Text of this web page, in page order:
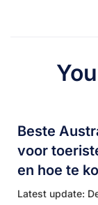
Beste
voor
en hoe te
Latest update: